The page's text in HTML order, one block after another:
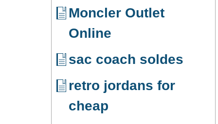
Moncler Outlet
Online
sac coach soldes
retro jordans for
cheap